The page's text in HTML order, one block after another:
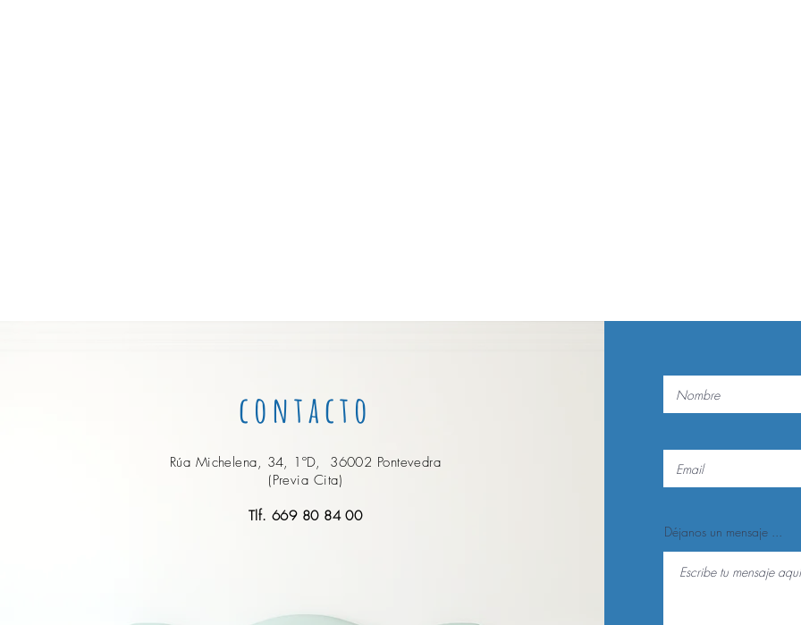
contacto
Rúa Michelena, 34, 1ºD, 36002 Pontevedra
(Previa Cita)
Tlf. 669 80 84 00
Déjanos un mensaje ...